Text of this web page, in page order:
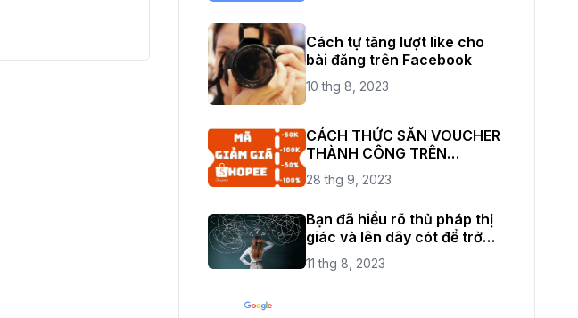
Cách tự tăng lượt like cho
bài đăng trên Facebook
10 thg 8, 2023
CÁCH THỨC SĂN VOUCHER
THÀNH CÔNG TRÊN
SHOPEE THỎA SỨC ĐAM MÊ
SHOPPING
28 thg 9, 2023
Bạn đã hiểu rõ thủ pháp thị
giác và lên dây cót để trở
thành một nhiếp ảnh chuyên
nghiệp rồi chứ?
11 thg 8, 2023